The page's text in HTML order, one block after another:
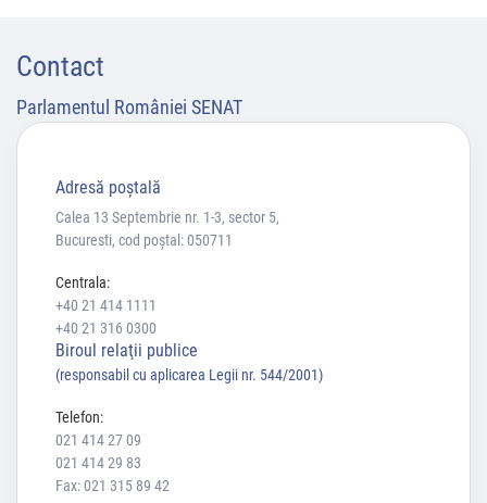
Contact
Parlamentul României SENAT
Adresă poştală
Calea 13 Septembrie nr. 1-3, sector 5,
Bucuresti, cod poștal: 050711
Centrala:
+40 21 414 1111
+40 21 316 0300
Biroul relaţii publice
(responsabil cu aplicarea Legii nr. 544/2001)
Telefon:
021 414 27 09
021 414 29 83
Fax: 021 315 89 42